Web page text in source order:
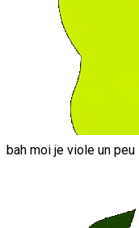
bah moi je viole un peu